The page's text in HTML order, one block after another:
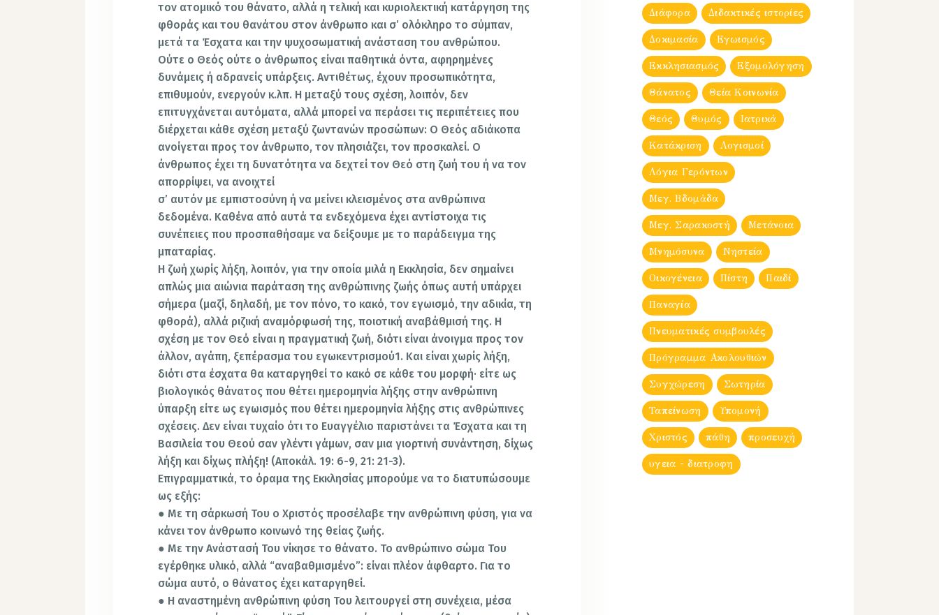
τον ατομικό του θάνατο, αλλά η τελική και κυριολεκτική κατάργηση της
φθοράς και του θανάτου στον άνθρωπο και σ’ ολόκληρο το σύμπαν,
μετά τα Έσχατα και την ψυχοσωματική ανάσταση του ανθρώπου.
Ούτε ο Θεός ούτε ο άνθρωπος είναι παθητικά όντα, αφηρημένες
δυνάμεις ή αδρανείς υπάρξεις. Αντιθέτως, έχουν προσωπικότητα,
επιθυμούν, ενεργούν κ.λπ. Η μεταξύ τους σχέση, λοιπόν, δεν
επιτυγχάνεται αυτόματα, αλλά μπορεί να περάσει τις περιπέτειες που
διέρχεται κάθε σχέση μεταξύ ζωντανών προσώπων: Ο Θεός αδιάκοπα
ανοίγεται προς τον άνθρωπο, τον πλησιάζει, τον προσκαλεί. Ο
άνθρωπος έχει τη δυνατότητα να δεχτεί τον Θεό στη ζωή του ή να τον
απορρίψει, να ανοιχτεί
σ’ αυτόν με εμπιστοσύνη ή να μείνει κλεισμένος στα ανθρώπινα
δεδομένα. Καθένα από αυτά τα ενδεχόμενα έχει αντίστοιχα τις
συνέπειες που προσπαθήσαμε να δείξουμε με το παράδειγμα της
μπαταρίας.
Η ζωή χωρίς λήξη, λοιπόν, για την οποία μιλά η Εκκλησία, δεν σημαίνει
απλώς μια αιώνια παράταση της ανθρώπινης ζωής όπως αυτή υπάρχει
σήμερα (μαζί, δηλαδή, με τον πόνο, το κακό, τον εγωισμό, την αδικία, τη
φθορά), αλλά ριζική αναμόρφωσή της, ποιοτική αναβάθμισή της. Η
σχέση με τον Θεό είναι η πραγματική ζωή, διότι είναι άνοιγμα προς τον
άλλον, αγάπη, ξεπέρασμα του εγωκεντρισμού1. Και είναι χωρίς λήξη,
διότι στα έσχατα θα καταργηθεί το κακό σε κάθε του μορφή· είτε ως
βιολογικός θάνατος που θέτει ημερομηνία λήξης στην ανθρώπινη
ύπαρξη είτε ως εγωισμός που θέτει ημερομηνία λήξης στις ανθρώπινες
σχέσεις. Δεν είναι τυχαίο ότι το Ευαγγέλιο παριστάνει τα Έσχατα και τη
Βασιλεία του Θεού σαν γλέντι γάμων, σαν μια γιορτινή συνάντηση, δίχως
λήξη και δίχως πλήξη! (Αποκάλ. 19: 6-9, 21: 21-3).
Επιγραμματικά, το όραμα της Εκκλησίας μπορούμε να το διατυπώσουμε
ως εξής:
● Με τη σάρκωσή Του ο Χριστός προσέλαβε την ανθρώπινη φύση, για να
κάνει τον άνθρωπο κοινωνό της θείας ζωής.
● Με την Ανάστασή Του νίκησε το θάνατο. Το ανθρώπινο σώμα Του
εγέρθηκε υλικό, αλλά “αναβαθμισμένο”: είναι πλέον άφθαρτο. Για το
σώμα αυτό, ο θάνατος έχει καταργηθεί.
● Η αναστημένη ανθρώπινη φύση Του λειτουργεί στη συνέχεια, μέσα
Διάφορα Διδακτικές ιστορίες
Δοκιμασία Εγωισμός
Εκκλησιασμός Εξομολόγηση
Θάνατος Θεία Κοινωνία
Θεός Θυμός Ιατρικά
Κατάκριση Λογισμοί
Λόγια Γερόντων
Μεγ. Βδομἀδα
Μεγ. Σαρακοστή Μετάνοια
Μνημόσυνα Νηστεία
Οικογένεια Πίστη Παιδί
Παναγία
Πνευματικές συμβουλές
Πρόγραμμα Ακολουθιών
Συγχώρεση Σωτηρία
Ταπείνωση Υπομονή
Χριστός πάθη προσευχή
υγεια - διατροφη